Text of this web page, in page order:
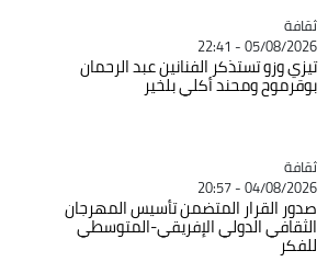
Catégorie
ثقافة
05/08/2026 - 22:41
تيزي وزو تستذكر الفنانين عبد الرحمان
بوقرموح ومحند أكلي بلخير
Catégorie
ثقافة
04/08/2026 - 20:57
صدور القرار المتضمن تأسيس المهرجان
الثقافي الدولي الإفريقي-المتوسطي
للفكر